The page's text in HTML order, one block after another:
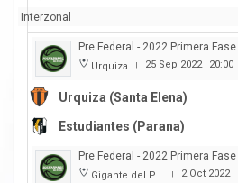
Interzonal
Pre Federal - 2022 Primera Fase
Urquiza | 25 Sep 2022 20:00
Urquiza (Santa Elena)
Estudiantes (Parana)
Pre Federal - 2022 Primera Fase
Gigante del Parque | 2 Oct 2022